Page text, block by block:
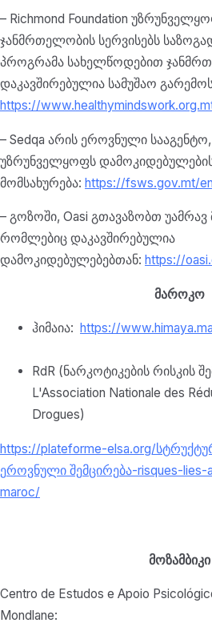
– Richmond Foundation
ჯანმრთელობის სერვისებს
პროგრამა სახელწოდებით
დაკავშირებულია სამუშაო
https://
– Sedqa არის ეროვნული
უზრუნველყოფს
მომსახურება: https://fsws.gov.mt/
– გოზოში, Oasi გთავაზობთ უამრავ
რომლებიც დაკავშირებულია
დამოკიდებულებებთან: https://
მაროკო
ჰიმაია: https://
RdR (ნარკოტიკების რისკის
L'Association Nationale des
Drogues)
https://plateforme-elsa.org/
ეროვნული შემცირება-risques-lies-
maroc/
მოზამბიკი
Centro de Estudos e Apoio
Mondlane: